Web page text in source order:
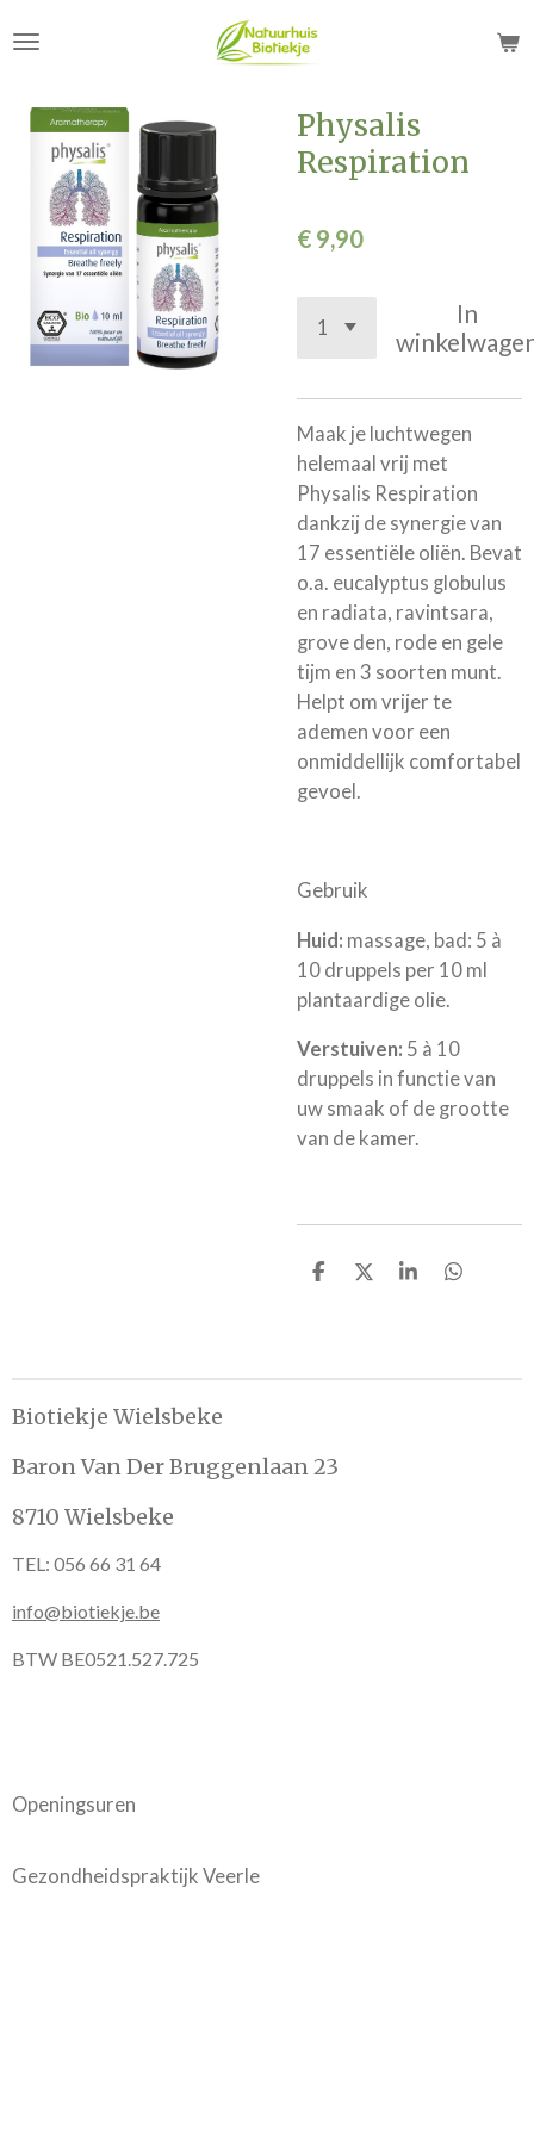
direct
de
hoofdinhoud
Physalis
Respiration
€ 9,90
In
Maak je luchtwegen
helemaal vrij met
Physalis Respiration
dankzij de synergie van
17 essentiële oliën. Bevat
o.a. eucalyptus globulus
en radiata, ravintsara,
grove den, rode en gele
tijm en 3 soorten munt.
Helpt om vrijer te
ademen voor een
onmiddellijk comfortabel
gevoel.
Gebruik
Huid: massage, bad: 5 à
10 druppels per 10 ml
plantaardige olie.
Verstuiven: 5 à 10
druppels in functie van
uw smaak of de grootte
van de kamer.
D
D
S
D
Biotiekje Wielsbeke
Baron Van Der Bruggenlaan 23
8710 Wielsbeke
TEL: 056 66 31 64
info@biotiekje.be
BTW BE0521.527.725
Openingsuren
Gezondheidspraktijk Veerle